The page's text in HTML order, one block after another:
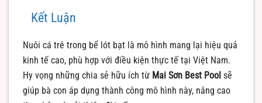
Kết Luận
Nuôi cá trê trong bể lót bạt là mô hình mang lại hiệu quả
kinh tế cao, phù hợp với điều kiện thực tế tại Việt Nam.
Hy vọng những chia sẻ hữu ích từ Mai Sơn Best Pool sẽ
giúp bà con áp dụng thành công mô hình này, nâng cao